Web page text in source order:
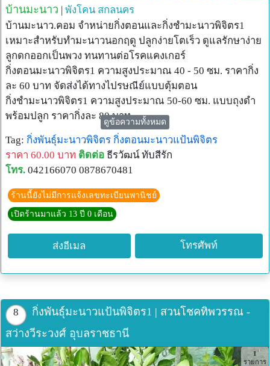
บ้านมะนาว | พังโคน สกลนคร
บ้านมะนาว.คอม จำหน่ายกิ่งตอนและกิ่งชำมะนาวพิจิตร1
เหมาะสำหรับทำมะนาวนอกฤดู ปลูกง่ายโตเร็ว ดูแลรักษาง่าย
ลูกดกออกเป็นพวง ทนทานต่อโรคแคงเกอร์
กิ่งตอนมะนาวพิจิตร1 ความสูงประมาณ 40 - 50 ซม. ราคากิ่ง
ละ 60 บาท จัดส่งได้ทางไปรษณีย์แบบตุ้มตอน
กิ่งชำมะนาวพิจิตร1 ความสูงประมาณ 50-60 ซม. แบบถุงดำ
พร้อมปลูก ราคากิ่งละ 80 บาท
สนใจสอบถามเพิ่มเติมได้ที่ 087-8670481 ธีรวัฒน์
ดูข้อความทั้งหมด
Tag: กิ่งพันธุ์มะนาวพิจิตร กิ่งตอนมะนาวแป้นพิจิตร
ราคา 60.00 บาท ติดต่อ ธีรวัฒน์ ทับสีรัก
โทร. 042166070 0878670481
ร้านนี้ยังไม่มีการแจ้งเลขทะเบียนพานิชย์
เปิดร้านมาแล้ว 13 ปี 0 เดือน
ส่งอีเมล โทรศัพท์
8
กิ่งพันธุ์มะนาวแป้นพิจิตร1 | สวนโชคทิพวรรณ -
สว่างวีระวงศ์ อุบลราชธานี
1
รายการ